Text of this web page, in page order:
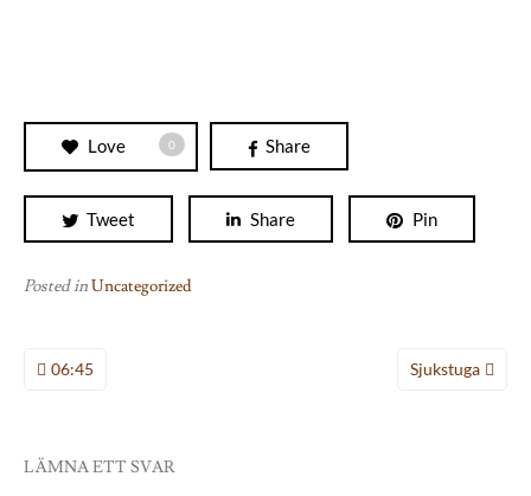
Love 0 Share
Tweet Share Pin
Posted inUncategorized
Inläggsnavigering
06:45 Sjukstuga
LÄMNA ETT SVAR